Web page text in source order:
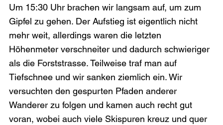
Um 15:30 Uhr brachen wir langsam auf, um zum
Gipfel zu gehen. Der Aufstieg ist eigentlich nicht
mehr weit, allerdings waren die letzten
Höhenmeter verschneiter und dadurch schwieriger
als die Forststrasse. Teilweise traf man auf
Tiefschnee und wir sanken ziemlich ein. Wir
versuchten den gespurten Pfaden anderer
Wanderer zu folgen und kamen auch recht gut
voran, wobei auch viele Skispuren kreuz und quer